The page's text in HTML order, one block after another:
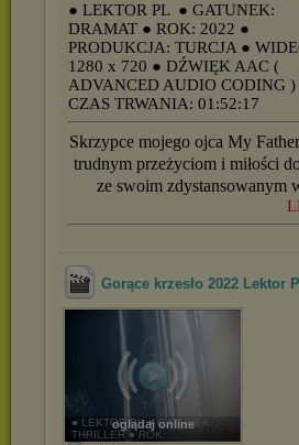
● LEKTOR PL ● GATUNEK:
DRAMAT ● ROK: 2022 ●
PRODUKCJA: TURCJA ●
1280 x 720 ● DŹWIĘK AAC (
ADVANCED AUDIO CODING )
CZAS TRWANIA: 01:52:17
Skrzypce mojego ojca My
trudnym przeżyciom i miłości
ze swoim zdystansowanym
Gorące krzesło 2022 Lektor
oglądaj online
● LEKTOR PL ● GATUNEK:
THRILLER ● ROK: ...